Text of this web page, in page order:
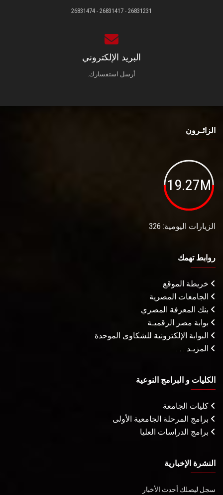
26831231 - 26831417 - 26831474
البريد الإلكتروني
أرسل استفسارك.
الزائـرون
19.27M
الزيارات اليومية: 326
روابط تهمك
خريطة الموقع
الجامعات المصرية
بنك المعرفة المصري
بوابة مصر الرقميـة
البوابة الإلكترونية للشكاوى الموحدة
المزيـد . . .
الكليات و البرامج النوعية
كليات الجامعة
برامج المرحلة الجامعية الأولى
برامج الدراسات العليا
النشرة الإخبارية
سجل ليصلك أحدث الأخبار